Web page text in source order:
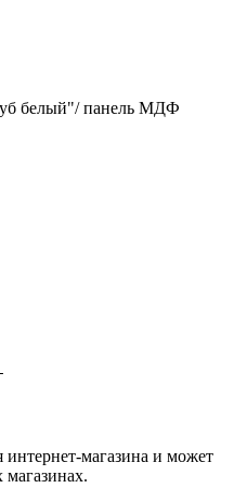
белый"/ панель МДФ
интернет-магазина и может
магазинах.